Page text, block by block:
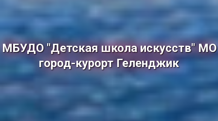
МБУДО "Детская школа искусств" МО
город-курорт Геленджик